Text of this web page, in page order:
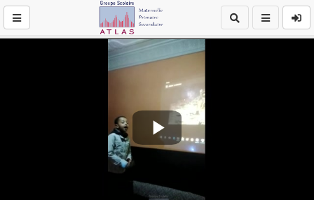
Play
Video